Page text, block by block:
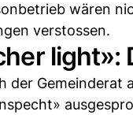
wären
verstossen.
light»:
der Gemeinderat